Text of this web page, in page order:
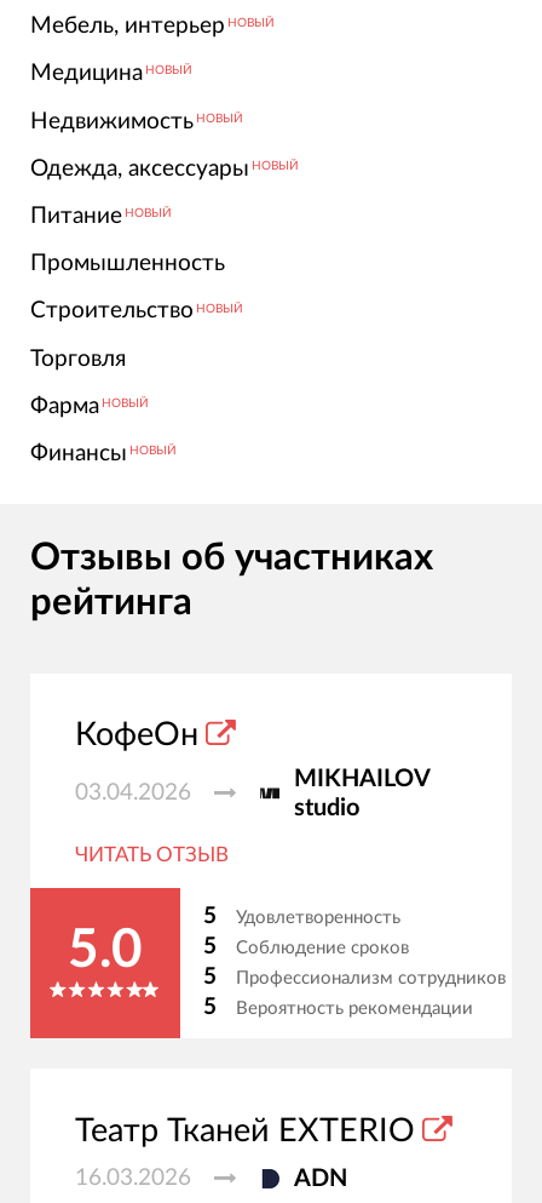
Мебель, интерьер НОВЫЙ
Медицина НОВЫЙ
Недвижимость НОВЫЙ
Одежда, аксессуары НОВЫЙ
Питание НОВЫЙ
Промышленность
Строительство НОВЫЙ
Торговля
Фарма НОВЫЙ
Финансы НОВЫЙ
Отзывы об участниках
рейтинга
КофеОн
03.04.2026
MIKHAILOV
studio
ЧИТАТЬ ОТЗЫВ
5.0
5 Удовлетворенность
5 Соблюдение сроков
5 Профессионализм сотрудников
5 Вероятность рекомендации
Театр Тканей EXTERIO
16.03.2026 ADN